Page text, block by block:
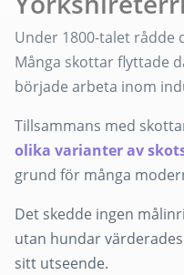
Under 1800-talet rådde
Många skottar flyttade
började arbeta inom
Tillsammans med
olika varianter av
grund för många
Det skedde ingen
utan hundar
sitt utseende.